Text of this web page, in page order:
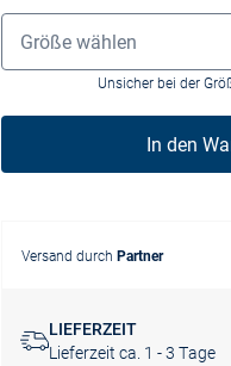
Größenauswahl
Größe wählen
Unsicher bei der
In den
Versand durch Partner
LIEFERZEIT
Lieferzeit ca. 1 - 3 Tage